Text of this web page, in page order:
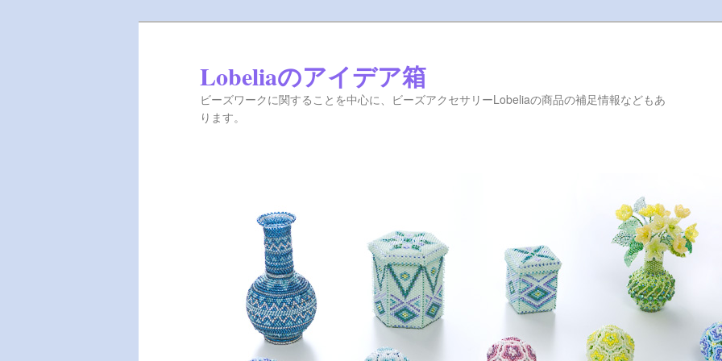
Lobeliaのアイデア箱
ビーズワークに関することを中心に、ビーズアクセサリーLobeliaの商品の補足情報などもあ
ります。